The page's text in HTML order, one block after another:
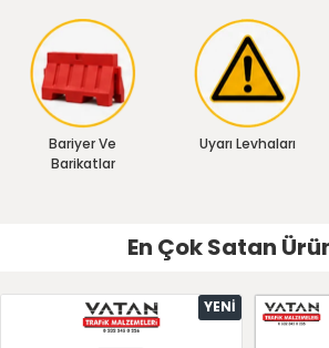
Bariyer Ve
Barikatlar
Uyarı Levhaları
En Çok Satan
YENI